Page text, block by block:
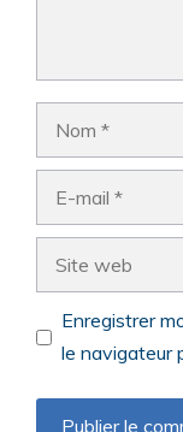
Enregistrer
le navigateur